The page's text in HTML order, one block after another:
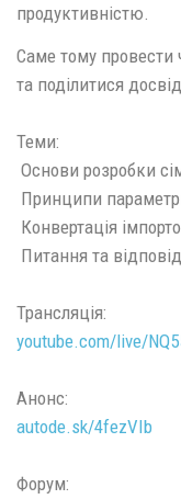
продуктивністю.
Саме тому провести
та поділитися
Теми:
Основи розробки
Принципи
Конвертація
Питання та
Трансляція:
youtube.com/live/
Анонс:
autode.sk/4fezVIb
Форум: